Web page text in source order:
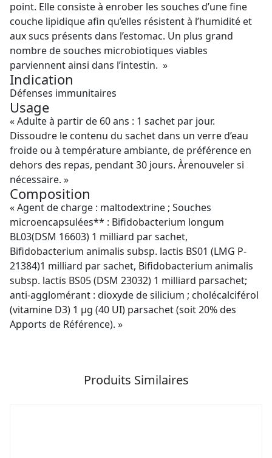
point. Elle consiste à enrober les souches d’une fine
couche lipidique afin qu’elles résistent à l’humidité et
aux sucs présents dans l’estomac. Un plus grand
nombre de souches microbiotiques viables
parviennent ainsi dans l’intestin. »
Indication
Défenses immunitaires
Usage
« Adulte à partir de 60 ans : 1 sachet par jour.
Dissoudre le contenu du sachet dans un verre d’eau
froide ou à température ambiante, de préférence en
dehors des repas, pendant 30 jours. Àrenouveler si
nécessaire. »
Composition
« Agent de charge : maltodextrine ; Souches
microencapsulées** : Bifidobacterium longum
BL03(DSM 16603) 1 milliard par sachet,
Bifidobacterium animalis subsp. lactis BS01 (LMG P-
21384)1 milliard par sachet, Bifidobacterium animalis
subsp. lactis BS05 (DSM 23032) 1 milliard parsachet;
anti-agglomérant : dioxyde de silicium ; cholécalciférol
(vitamine D3) 1 µg (40 UI) parsachet (soit 20% des
Apports de Référence). »
Produits Similaires